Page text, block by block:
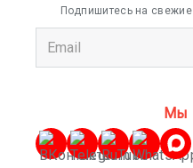
Подпишитесь на
Мы